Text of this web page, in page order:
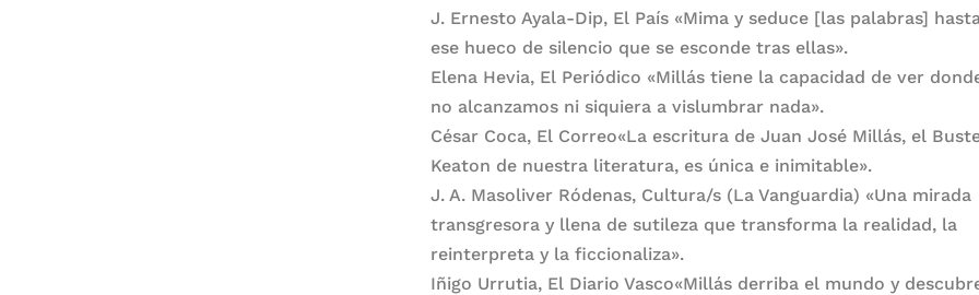
J. Ernesto Ayala-Dip, El País «Mima y seduce [las palabras]
ese hueco de silencio que se esconde tras ellas».
Elena Hevia, El Periódico «Millás tiene la capacidad de ver
no alcanzamos ni siquiera a vislumbrar nada».
César Coca, El Correo«La escritura de Juan José Millás, el
Keaton de nuestra literatura, es única e inimitable».
J. A. Masoliver Ródenas, Cultura/s (La Vanguardia) «Una mirada
transgresora y llena de sutileza que transforma la realidad, la
reinterpreta y la ficcionaliza».
Iñigo Urrutia, El Diario Vasco«Millás derriba el mundo y